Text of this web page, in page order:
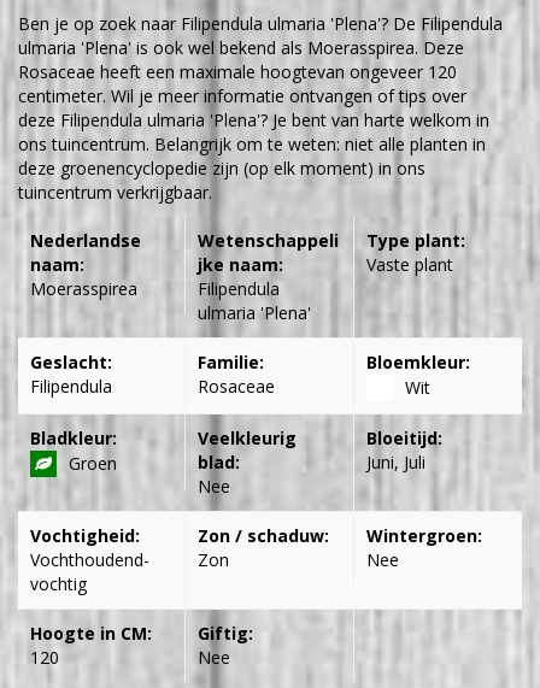
Ben je op zoek naar Filipendula ulmaria 'Plena'? De Filipendula
ulmaria 'Plena' is ook wel bekend als Moerasspirea. Deze
Rosaceae heeft een maximale hoogtevan ongeveer 120
centimeter. Wil je meer informatie ontvangen of tips over
deze Filipendula ulmaria 'Plena'? Je bent van harte welkom in
ons tuincentrum. Belangrijk om te weten: niet alle planten in
deze groenencyclopedie zijn (op elk moment) in ons
tuincentrum verkrijgbaar.
Nederlandse
naam:
Moerasspirea
Wetenschappeli
jke naam:
Filipendula
ulmaria 'Plena'
Type plant:
Vaste plant
Geslacht:
Filipendula
Familie:
Rosaceae
Bloemkleur:
Wit
Bladkleur:
Groen
Veelkleurig
blad:
Nee
Bloeitijd:
Juni, Juli
Vochtigheid:
Vochthoudend-
vochtig
Zon / schaduw:
Zon
Wintergroen:
Nee
Hoogte in CM:
120
Giftig:
Nee